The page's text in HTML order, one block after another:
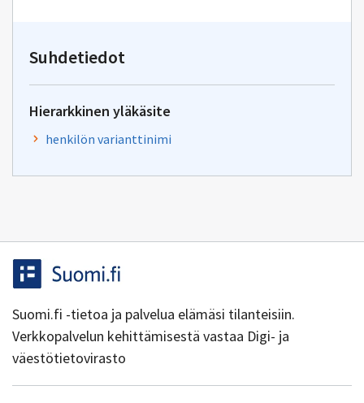
Suhdetiedot
Hierarkkinen yläkäsite
henkilön varianttinimi
Suomi.fi -tietoa ja palvelua elämäsi tilanteisiin.
Verkkopalvelun kehittämisestä vastaa Digi- ja
väestötietovirasto